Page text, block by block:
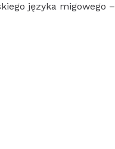
języka migowego –